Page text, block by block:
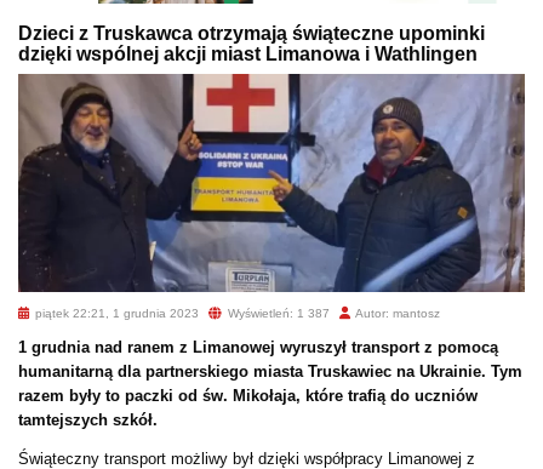
Dzieci z Truskawca otrzymają świąteczne upominki
dzięki wspólnej akcji miast Limanowa i Wathlingen
piątek 22:21, 1 grudnia 2023 Wyświetleń: 1 387 Autor: mantosz
1 grudnia nad ranem z Limanowej wyruszył transport z pomocą
humanitarną dla partnerskiego miasta Truskawiec na Ukrainie. Tym
razem były to paczki od św. Mikołaja, które trafią do uczniów
tamtejszych szkół.
Świąteczny transport możliwy był dzięki współpracy Limanowej z